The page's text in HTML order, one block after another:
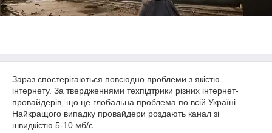
Зараз спостерігаються повсюдно проблеми з якістю
інтернету. За твердженнями техпідтрики різних інтернет-
провайдерів, що це глобальна проблема по всій Україні.
Найкращого випадку провайдери роздають канал зі
швидкістю 5-10 мб/с